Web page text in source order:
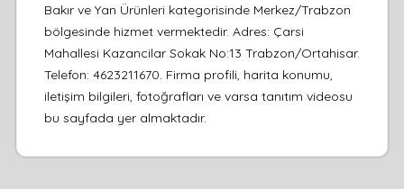
Bakır ve Yan Ürünleri kategorisinde Merkez/Trabzon
bölgesinde hizmet vermektedir. Adres: Çarsi
Mahallesi Kazancilar Sokak No:13 Trabzon/Ortahisar.
Telefon: 4623211670. Firma profili, harita konumu,
iletişim bilgileri, fotoğrafları ve varsa tanıtım videosu
bu sayfada yer almaktadır.